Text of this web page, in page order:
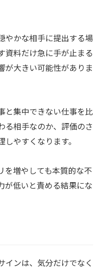
やかな相手に提出する場
資料だけ急に手が止まる
が大きい可能性がありま
と集中できない仕事を比
る相手なのか、評価のさ
やすくなります。
を増やしても本質的な不
が低いと責める結果にな
インは、気分だけでなく